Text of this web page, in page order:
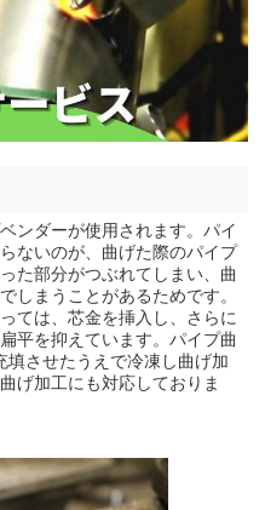
ンダーが使用されます。パイ
ないのが、曲げた際のパイプ
た部分がつぶれてしまい、曲
しまうことがあるためです。
ては、芯金を挿入し、さらに
平を抑えています。パイプ曲
させたうえで冷凍し曲げ加
げ加工にも対応しておりま